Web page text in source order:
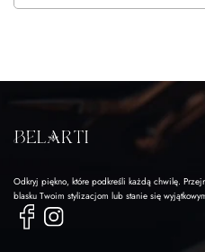
Odkryj piękno, które podkreśli każdą chwilę.
blasku Twoim stylizacjom lub stanie się